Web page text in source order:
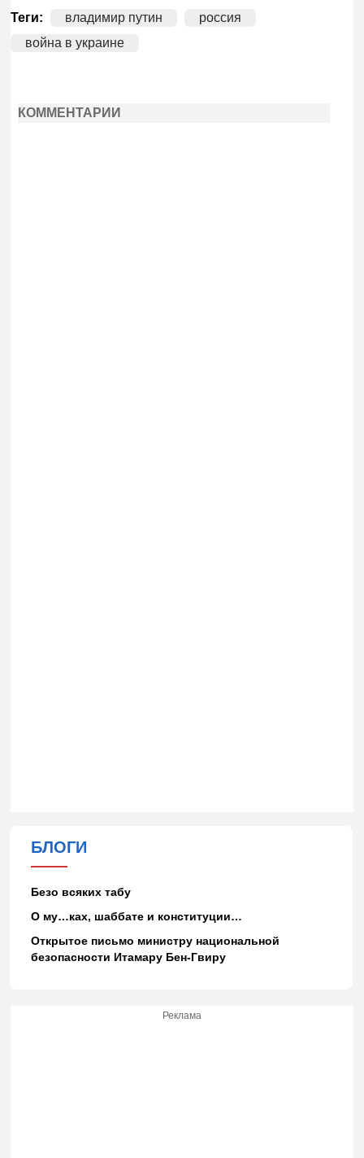
Теги: владимир путин
россия
война в украине
КОММЕНТАРИИ
БЛОГИ
Безо всяких табу
О му…ках, шаббате и конституции…
Открытое письмо министру национальной
безопасности Итамару Бен-Гвиру
Реклама